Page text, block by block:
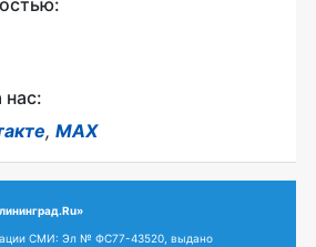
нас:
, MAX
СМИ: Эл № ФС77-43520, выдано